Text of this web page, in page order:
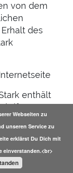
von dem
des
enthält
mit
eine
Webseiten zu
unseren Service zu
erklärst Du Dich mit
einverstanden.<br>